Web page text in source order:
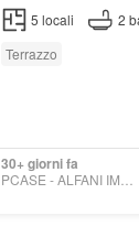
5 locali 2
Terrazzo
30+ giorni fa